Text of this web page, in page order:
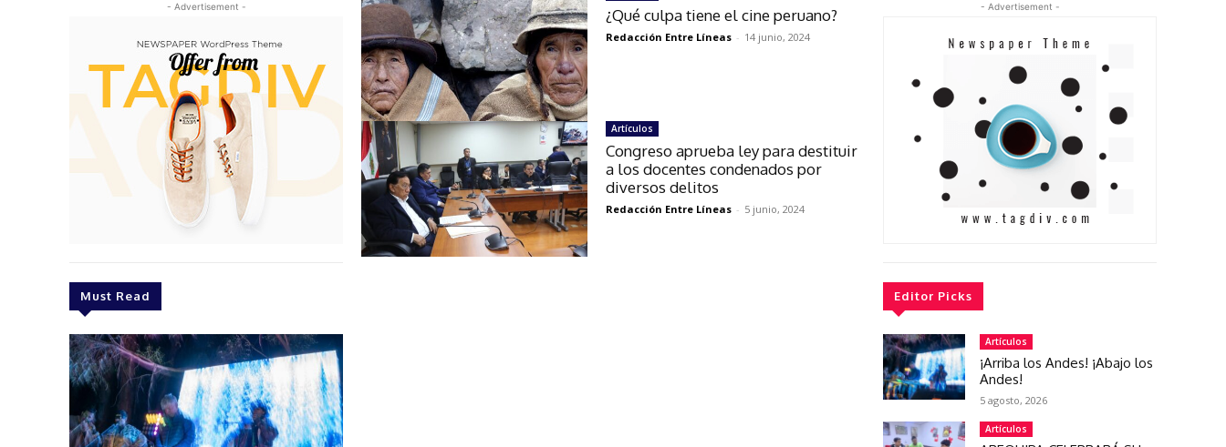
- Advertisement -
Must Read
¿Qué culpa tiene el cine peruano?
Redacción Entre Líneas - 14 junio, 2024
Artículos
Congreso aprueba ley para destituir
a los docentes condenados por
diversos delitos
Redacción Entre Líneas - 5 junio, 2024
- Advertisement -
Editor Picks
Artículos
¡Arriba los Andes! ¡Abajo los
Andes!
5 agosto, 2026
Artículos